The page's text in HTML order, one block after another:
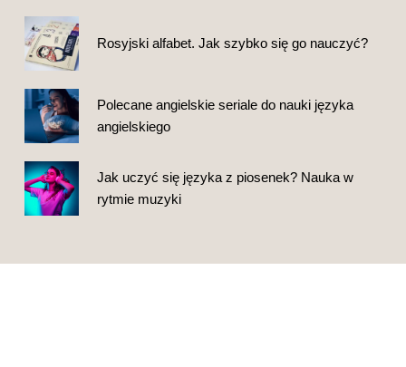
Rosyjski alfabet. Jak szybko się go nauczyć?
Polecane angielskie seriale do nauki języka
angielskiego
Jak uczyć się języka z piosenek? Nauka w
rytmie muzyki